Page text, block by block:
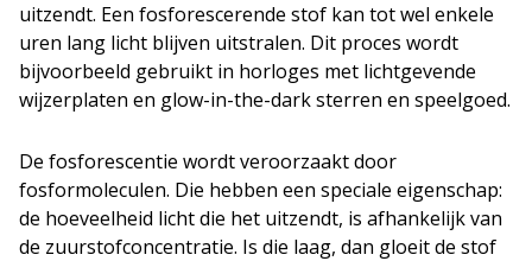
uitzendt. Een fosforescerende stof kan tot wel enkele
uren lang licht blijven uitstralen. Dit proces wordt
bijvoorbeeld gebruikt in horloges met lichtgevende
wijzerplaten en glow-in-the-dark sterren en speelgoed.
De fosforescentie wordt veroorzaakt door
fosformoleculen. Die hebben een speciale eigenschap:
de hoeveelheid licht die het uitzendt, is afhankelijk van
de zuurstofconcentratie. Is die laag, dan gloeit de stof